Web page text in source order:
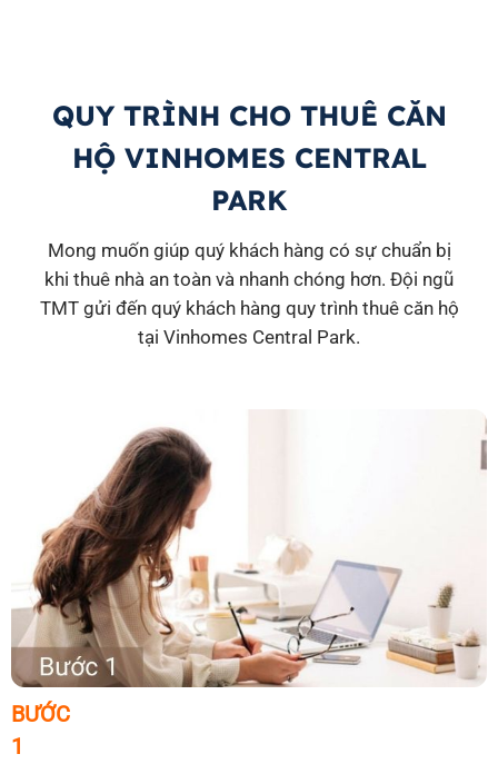
QUY TRÌNH CHO THUÊ CĂN
HỘ VINHOMES CENTRAL
PARK
Mong muốn giúp quý khách hàng có sự chuẩn bị
khi thuê nhà an toàn và nhanh chóng hơn. Đội ngũ
TMT gửi đến quý khách hàng quy trình thuê căn hộ
tại Vinhomes Central Park.
BƯỚC
1